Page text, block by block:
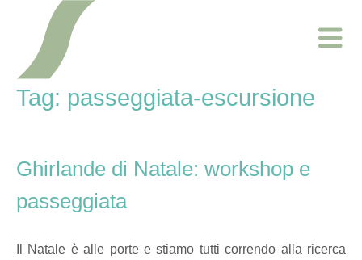
content
Tag: passeggiata-escursione
Ghirlande di Natale: workshop e
passeggiata
Il Natale è alle porte e stiamo tutti correndo alla ricerca